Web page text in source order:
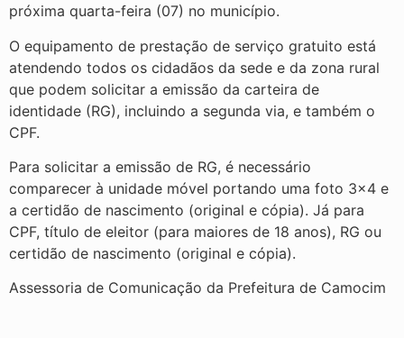
próxima quarta-feira (07) no município.
O equipamento de prestação de serviço gratuito está
atendendo todos os cidadãos da sede e da zona rural
que podem solicitar a emissão da carteira de
identidade (RG), incluindo a segunda via, e também o
CPF.
Para solicitar a emissão de RG, é necessário
comparecer à unidade móvel portando uma foto 3×4 e
a certidão de nascimento (original e cópia). Já para
CPF, título de eleitor (para maiores de 18 anos), RG ou
certidão de nascimento (original e cópia).
Assessoria de Comunicação da Prefeitura de Camocim